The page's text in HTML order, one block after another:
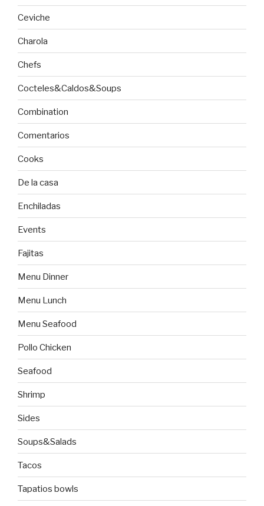
Ceviche
Charola
Chefs
Cocteles&Caldos&Soups
Combination
Comentarios
Cooks
De la casa
Enchiladas
Events
Fajitas
Menu Dinner
Menu Lunch
Menu Seafood
Pollo Chicken
Seafood
Shrimp
Sides
Soups&Salads
Tacos
Tapatios bowls